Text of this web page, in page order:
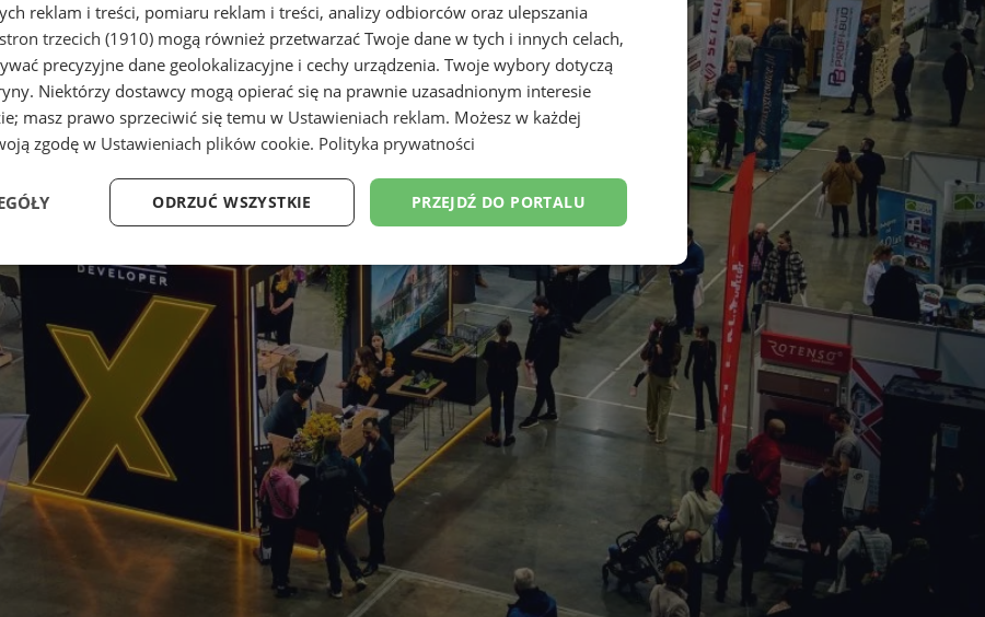
reklam i treści, pomiaru reklam i treści, analizy odbiorców oraz ulepszania
trzecich (1910) mogą również przetwarzać Twoje dane w tych i innych celach,
precyzyjne dane geolokalizacyjne i cechy urządzenia. Twoje wybory dotyczą
Niektórzy dostawcy mogą opierać się na prawnie uzasadnionym interesie
masz prawo sprzeciwić się temu w Ustawieniach reklam. Możesz w każdej
zgodę w Ustawieniach plików cookie. Polityka prywatności
PRZEJDŹ DO PORTALU
ODRZUĆ WSZYSTKIE
Wydajność Targetowanie Funkcjonalność Niesklasyfikowane
Niezbędne Wydajność Funkcjonalność Niesklasyfikowane
umożliwiają korzystanie z podstawowych funkcji strony internetowej, takich jak logowanie użytkownika i
niezbędnych plików cookie nie można prawidłowo korzystać ze strony internetowej.
Provider/
Domena
przechowywania
Ten plik cookie przechowuje identyfikator sesji.
Ten plik cookie przechowuje identyfikator sesji.